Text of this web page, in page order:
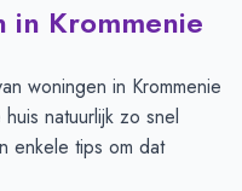
in Krommenie
woningen in Krommenie
natuurlijk zo snel
enkele tips om dat